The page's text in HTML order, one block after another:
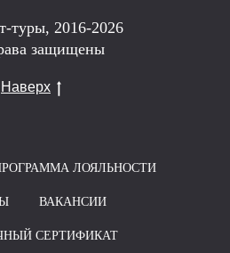
туры, 2016-2026
защищены
Наверх
ЛОЯЛЬНОСТИ
ВАКАНСИИ
СЕРТИФИКАТ